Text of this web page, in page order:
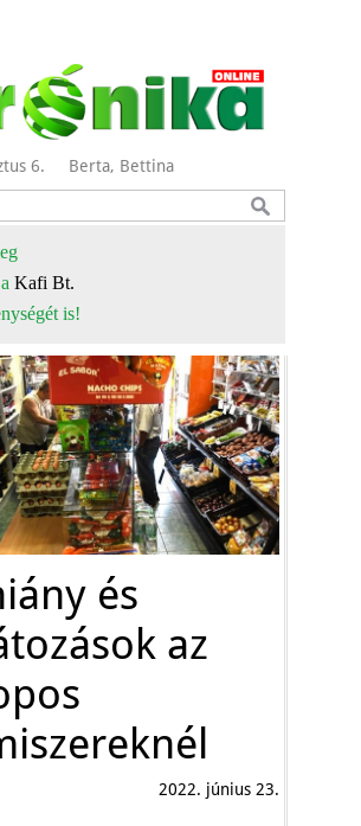
6. Berta, Bettina
Kafi Bt.
is!
és
az
2022. június 23.